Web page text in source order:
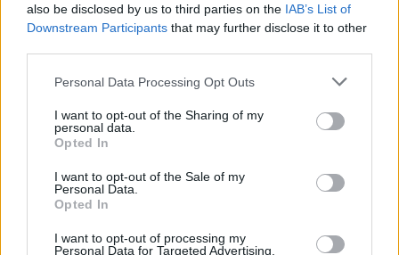
also be disclosed by us to third parties on the IAB’s List of
Downstream Participants that may further disclose it to other
Personal Data Processing Opt Outs
I want to opt-out of the Sharing of my
personal data.
Opted In
I want to opt-out of the Sale of my
Personal Data.
Opted In
I want to opt-out of processing my
Personal Data for Targeted Advertising.